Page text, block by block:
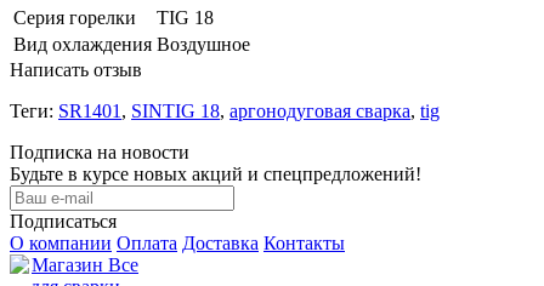
Серия горелки
TIG 18
Вид охлаждения Воздушное
Написать отзыв
Теги: SR1401 , SINTIG 18, аргонодуговая сварка, tig
Подписка на новости
Будьте в курсе новых акций и спецпредложений!
Подписаться
О компании Оплата Доставка Контакты